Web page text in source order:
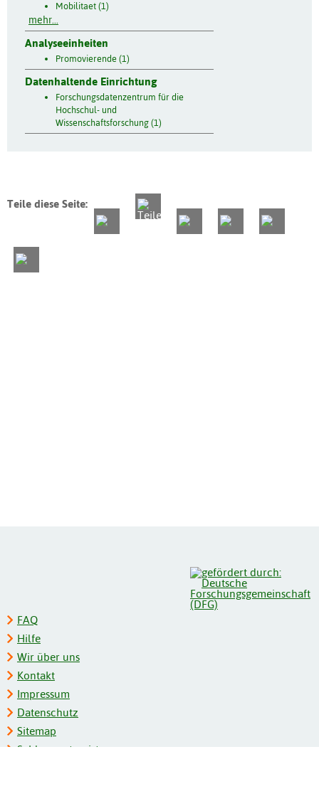
Mobilitaet (1)
mehr...
Analyseeinheiten
Promovierende (1)
Datenhaltende Einrichtung
Forschungsdatenzentrum für die
Hochschul- und
Wissenschaftsforschung (1)
Teile diese Seite:
FAQ
Hilfe
Wir über uns
Kontakt
Impressum
Datenschutz
Sitemap
Schlagwortregister